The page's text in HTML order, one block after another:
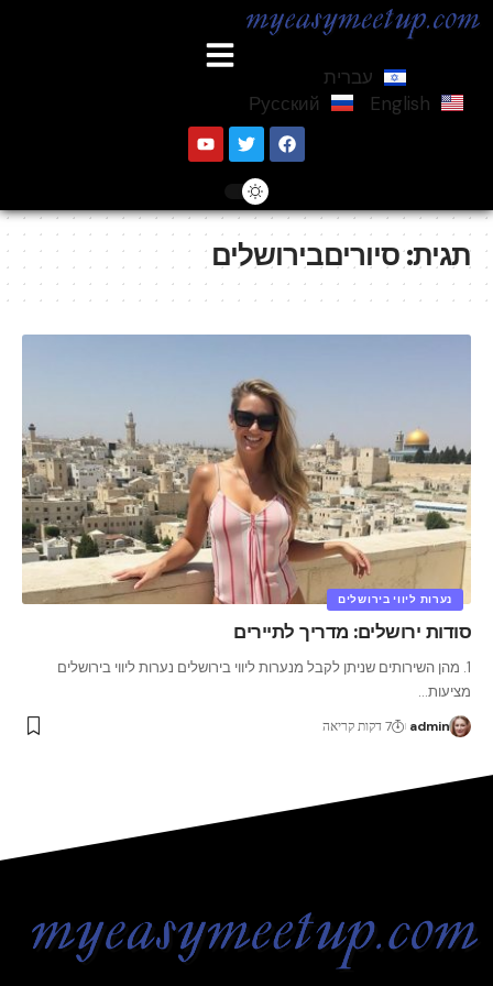
עברית
English
Русский
תגית:סיוריםבירושלים
נערות ליווי בירושלים
סודות ירושלים: מדריך לתיירים
1. מהן השירותים שניתן לקבל מנערות ליווי בירושלים נערות ליווי בירושלים
מציעות…
admin 7 דקות קריאה